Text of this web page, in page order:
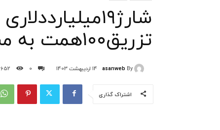
تزریق۱۰۰همت به مسکن در۱۴۰۳
By
asanweb 14 اردیبهشت 1403 0
652
اشتراک گذاری